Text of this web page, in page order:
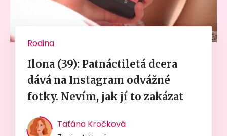
Rodina
Ilona (39): Patnáctiletá dcera
dává na Instagram odvážné
fotky. Nevím, jak jí to zakázat
Taťána Kročková